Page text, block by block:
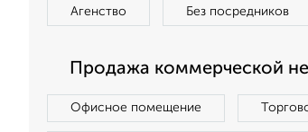
Агенство Без посредников
Продажа коммерческой
Офисное помещение